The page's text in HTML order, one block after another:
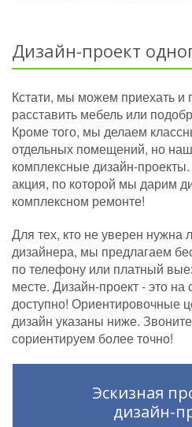
Дизайн-проект
Кстати, мы можем приехать и
расставить мебель или
Кроме того, мы делаем
отдельных помещений, но
комплексные дизайн-
акция, по которой мы дарим
комплексном ремонте!
Для тех, кто не уверен
дизайнера, мы предлагаем
по телефону или платный
месте. Дизайн-проект - это
доступно! Ориентировочные
дизайн указаны ниже.
сориентируем более точно!
Эскизная
дизайн-